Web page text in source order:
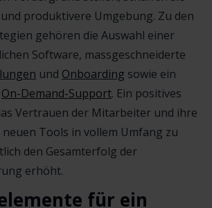
produktivere Umgebung. Zu den
gehören die Auswahl einer
Software, massgeschneiderte
und Onboarding sowie ein
On-Demand-Support. Ein positives
Vertrauen der Mitarbeiter und ihre
Tools in vollem Umfang zu
den Gesamterfolg der
erhöht.
für ein